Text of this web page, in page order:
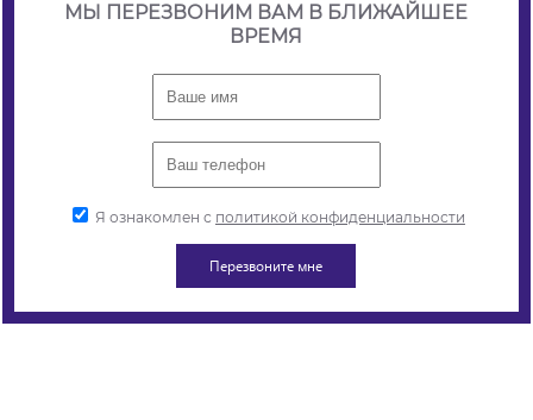
МЫ ПЕРЕЗВОНИМ ВАМ В БЛИЖАЙШЕЕ
ВРЕМЯ
Я ознакомлен с политикой конфиденциальности